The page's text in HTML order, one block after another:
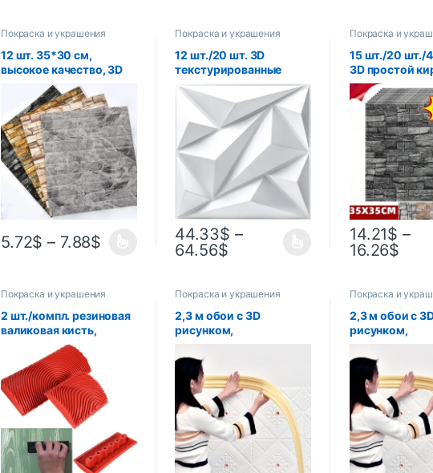
Покраска и украшения
12 шт. 35*30 см,
высокое качество, 3D
пенопластовая
настенная панель,
кирпич, ретро обои,
потолочные
самоклеящиеся
настенные панели,
украшение для дома
5.72$ – 7.88$
Покраска и украшения
12 шт./20 шт. 3D
текстурированные
стеновые панели для
внутреннего украшения
стен, подходят для
гостиной, зала,
спальни, офиса отеля,
30 см x 30 см
44.33$ –
64.56$
Покраска и
15 шт./20 шт./
3D простой
узор наклейки
утолщенные,
влагостойкие
14.21$ –
16.26$
Покраска и украшения
2 шт./компл. резиновая
валиковая кисть,
инструменты для
рисования, имитация
текстуры дерева,
настенная живопись,
украшение для дома,
художественное
тиснение, сделай сам,
зернистость
Покраска и украшения
2,3 м обои с 3D
рисунком,
украшение,
самоклеящаяся
водонепроницаемая
наклейка на стену
гостиной
Покраска и
2,3 м обои с
рисунком,
украшение,
самоклеящаяся
наклейка на
гостиной